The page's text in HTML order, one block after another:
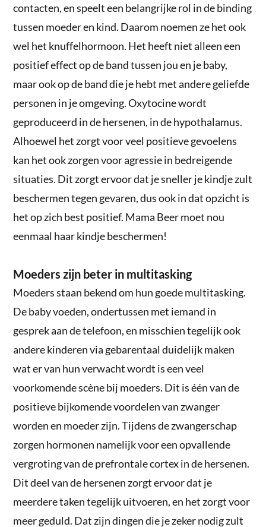
contacten, en speelt een belangrijke rol in de binding
tussen moeder en kind. Daarom noemen ze het ook
wel het knuffelhormoon. Het heeft niet alleen een
positief effect op de band tussen jou en je baby,
maar ook op de band die je hebt met andere geliefde
personen in je omgeving. Oxytocine wordt
geproduceerd in de hersenen, in de hypothalamus.
Alhoewel het zorgt voor veel positieve gevoelens
kan het ook zorgen voor agressie in bedreigende
situaties. Dit zorgt ervoor dat je sneller je kindje zult
beschermen tegen gevaren, dus ook in dat opzicht is
het op zich best positief. Mama Beer moet nou
eenmaal haar kindje beschermen!
Moeders zijn beter in multitasking
Moeders staan bekend om hun goede multitasking.
De baby voeden, ondertussen met iemand in
gesprek aan de telefoon, en misschien tegelijk ook
andere kinderen via gebarentaal duidelijk maken
wat er van hun verwacht wordt is een veel
voorkomende scène bij moeders. Dit is één van de
positieve bijkomende voordelen van zwanger
worden en moeder zijn. Tijdens de zwangerschap
zorgen hormonen namelijk voor een opvallende
vergroting van de prefrontale cortex in de hersenen.
Dit deel van de hersenen zorgt ervoor dat je
meerdere taken tegelijk uitvoeren, en het zorgt voor
meer geduld. Dat zijn dingen die je zeker nodig zult